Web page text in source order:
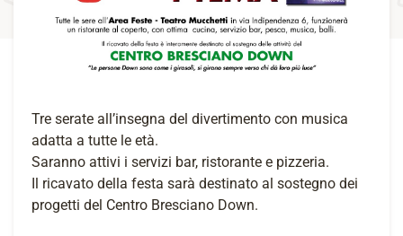
Tre serate all’insegna del divertimento con musica
adatta a tutte le età.
Saranno attivi i servizi bar, ristorante e pizzeria.
Il ricavato della festa sarà destinato al sostegno dei
progetti del Centro Bresciano Down.